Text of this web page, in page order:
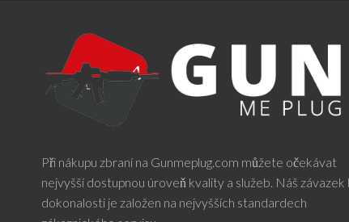
Při nákupu zbraní na Gunmeplug.com můžete očekávat
nejvyšší dostupnou úroveň kvality a služeb. Náš závazek
dokonalosti je založen na nejvyšších standardech